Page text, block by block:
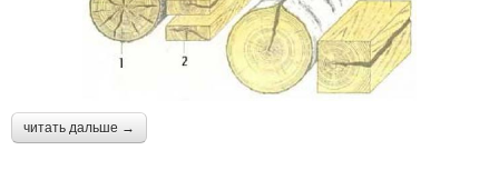
читать дальше →